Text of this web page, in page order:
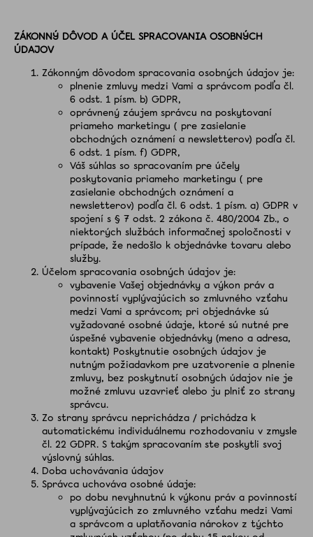
ZÁKONNÝ DÔVOD A ÚČEL SPRACOVANIA OSOBNÝCH
ÚDAJOV
Zákonným dôvodom spracovania osobných údajov je:
plnenie zmluvy medzi Vami a správcom podľa čl.
6 odst. 1 písm. b) GDPR,
oprávnený záujem správcu na poskytovaní
priameho marketingu ( pre zasielanie
obchodných oznámení a newsletterov) podľa čl.
6 odst. 1 písm. f) GDPR,
Váš súhlas so spracovaním pre účely
poskytovania priameho marketingu ( pre
zasielanie obchodných oznámení a
newsletterov) podľa čl. 6 odst. 1 písm. a) GDPR v
spojení s § 7 odst. 2 zákona č. 480/2004 Zb., o
niektorých službách informačnej spoločnosti v
prípade, že nedošlo k objednávke tovaru alebo
služby.
Účelom spracovania osobných údajov je:
vybavenie Vašej objednávky a výkon práv a
povinností vyplývajúcich so zmluvného vzťahu
medzi Vami a správcom; pri objednávke sú
vyžadované osobné údaje, ktoré sú nutné pre
úspešné vybavenie objednávky (meno a adresa,
kontakt) Poskytnutie osobných údajov je
nutným požiadavkom pre uzatvorenie a plnenie
zmluvy, bez poskytnutí osobných údajov nie je
možné zmluvu uzavrieť alebo ju plniť zo strany
správcu.
Zo strany správcu neprichádza / prichádza k
automatickému individuálnemu rozhodovaniu v zmysle
čl. 22 GDPR. S takým spracovaním ste poskytli svoj
výslovný súhlas.
Doba uchovávania údajov
Správca uchováva osobné údaje:
po dobu nevyhnutnú k výkonu práv a povinností
vyplývajúcich zo zmluvného vzťahu medzi Vami
a správcom a uplatňovania nárokov z týchto